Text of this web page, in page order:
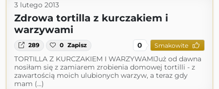
3 lutego 2013
Zdrowa tortilla z kurczakiem i
warzywami
289 0 Zapisz 0 Smakowite
TORTILLA Z KURCZAKIEM I WARZYWAMIJuż od dawna
nosiłam się z zamiarem zrobienia domowej tortilli - z
zawartością moich ulubionych warzyw, a teraz gdy
mam (...)